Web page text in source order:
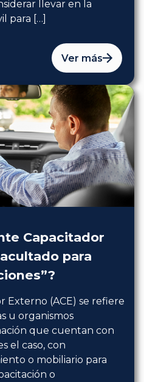
llevar en la
para […]
Ver más
Capacitador
para
Externo (ACE) se refiere
u organismos
que cuentan con
el caso, con
o mobiliario para
o